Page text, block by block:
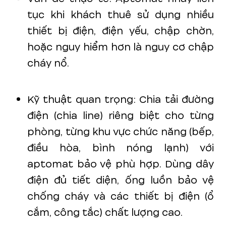
tục khi khách thuê sử dụng nhiều
thiết bị điện, điện yếu, chập chờn,
hoặc nguy hiểm hơn là nguy cơ chập
cháy nổ.
Kỹ thuật quan trọng: Chia tải đường
điện (chia line) riêng biệt cho từng
phòng, từng khu vực chức năng (bếp,
điều hòa, bình nóng lạnh) với
aptomat bảo vệ phù hợp. Dùng dây
điện đủ tiết diện, ống luồn bảo vệ
chống cháy và các thiết bị điện (ổ
cắm, công tắc) chất lượng cao.